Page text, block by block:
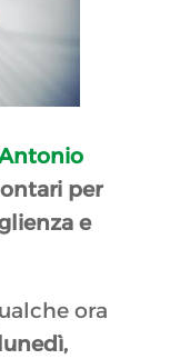
per
e
ora